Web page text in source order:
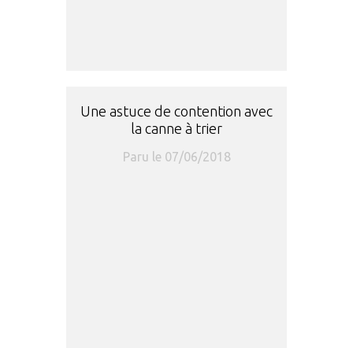
Une astuce de contention avec
la canne à trier
Paru le 07/06/2018